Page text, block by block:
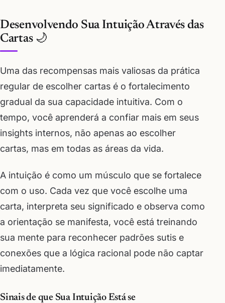
Desenvolvendo Sua Intuição Através das
Cartas 🌙
Uma das recompensas mais valiosas da prática
regular de escolher cartas é o fortalecimento
gradual da sua capacidade intuitiva. Com o
tempo, você aprenderá a confiar mais em seus
insights internos, não apenas ao escolher
cartas, mas em todas as áreas da vida.
A intuição é como um músculo que se fortalece
com o uso. Cada vez que você escolhe uma
carta, interpreta seu significado e observa como
a orientação se manifesta, você está treinando
sua mente para reconhecer padrões sutis e
conexões que a lógica racional pode não captar
imediatamente.
Sinais de que Sua Intuição Está se